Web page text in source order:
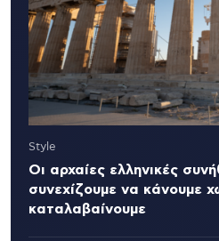
Style
Οι αρχαίες ελληνικές
συνεχίζουμε να κάνουμε
καταλαβαίνουμε